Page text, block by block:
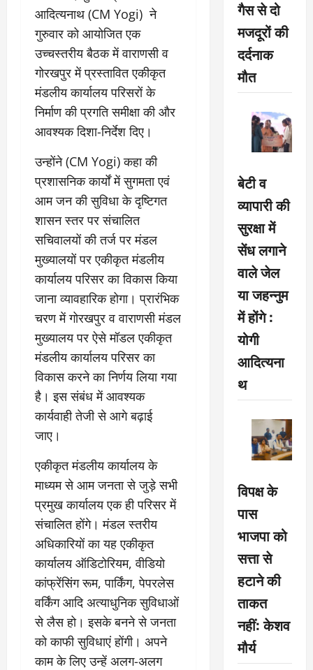
आदित्यनाथ (CM Yogi) ने
गुरुवार को आयोजित एक
उच्चस्तरीय बैठक में वाराणसी व
गोरखपुर में प्रस्तावित एकीकृत
मंडलीय कार्यालय परिसरों के
निर्माण की प्रगति समीक्षा की और
आवश्यक दिशा-निर्देश दिए।
उन्होंने (CM Yogi) कहा की
प्रशासनिक कार्यों में सुगमता एवं
आम जन की सुविधा के दृष्टिगत
शासन स्तर पर संचालित
सचिवालयों की तर्ज पर मंडल
मुख्यालयों पर एकीकृत मंडलीय
कार्यालय परिसर का विकास किया
जाना व्यावहारिक होगा। प्रारंभिक
चरण में गोरखपुर व वाराणसी मंडल
मुख्यालय पर ऐसे मॉडल एकीकृत
मंडलीय कार्यालय परिसर का
विकास करने का निर्णय लिया गया
है। इस संबंध में आवश्यक
कार्यवाही तेजी से आगे बढ़ाई
जाए।
एकीकृत मंडलीय कार्यालय के
माध्यम से आम जनता से जुड़े सभी
प्रमुख कार्यालय एक ही परिसर में
संचालित होंगे। मंडल स्तरीय
अधिकारियों का यह एकीकृत
कार्यालय ऑडिटोरियम, वीडियो
कांफ्रेंसिंग रूम, पार्किंग, पेपरलेस
वर्किंग आदि अत्याधुनिक सुविधाओं
से लैस हो। इसके बनने से जनता
को काफी सुविधाएं होंगी। अपने
काम के लिए उन्हें अलग-अलग
गैस से दो
मजदूरों की
दर्दनाक
मौत
बेटी व
व्यापारी की
सुरक्षा में
सेंध लगाने
वाले जेल
या जहन्नुम
में होंगे :
योगी
आदित्यना
थ
विपक्ष के
पास
भाजपा को
सत्ता से
हटाने की
ताकत
नहीं: केशव
मौर्य